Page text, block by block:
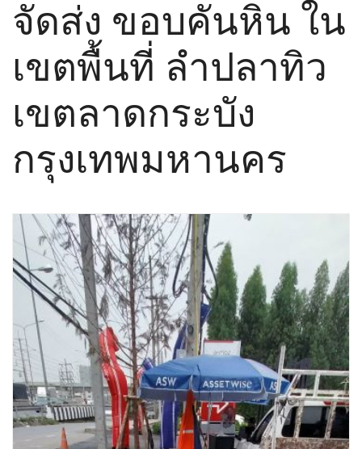
จัดส่ง ขอบคันหิน ใน
เขตพื้นที่ ลำปลาทิว
เขตลาดกระบัง
กรุงเทพมหานคร